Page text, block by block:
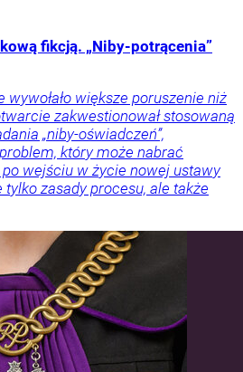
fikcją. „Niby-potrącenia”
większe poruszenie niż
zakwestionował stosowaną
„niby-oświadczeń”,
który może nabrać
wejściu w życie nowej ustawy
zasady procesu, ale także